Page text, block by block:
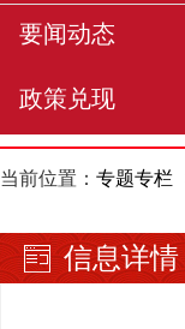
要闻动态
政策兑现
当前位置： 专题专栏
信息详情